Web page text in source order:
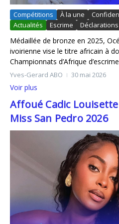
Compétitions À la une
Actualités
Escrime Déclarations
Médaillée de bronze en 2025,
ivoirienne vise le titre africain à
Championnats d’Afrique
Yves-Gerard ABO 30 mai 2026
Voir plus
Affoué Cadic Louisette
Miss San Pedro 2026